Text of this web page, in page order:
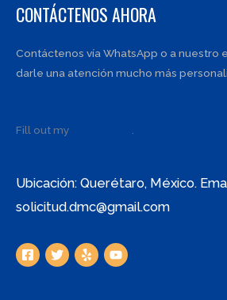
CONTÁCTENOS AHORA
Contáctenos vía WhatsApp o a nuestro
darle una atención mucho más
Fill out my .
Ubicación: Querétaro, México.
solicitud.dmc@gmail.com